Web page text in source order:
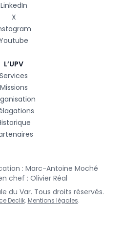
LinkedIn
X
L’UPV
Services
Missions
: Marc-Antoine Moché
chef : Olivier Réal
du Var. Tous droits réservés.
Declik. Mentions légales.